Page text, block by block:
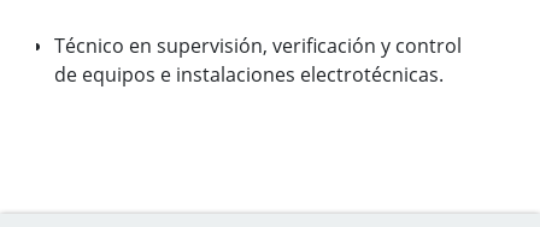
Técnico en supervisión, verificación y control
de equipos e instalaciones electrotécnicas.